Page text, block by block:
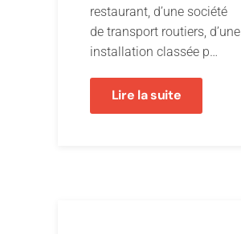
restaurant, d’une société
de transport routiers, d’une
installation classée p…
Lire la suite